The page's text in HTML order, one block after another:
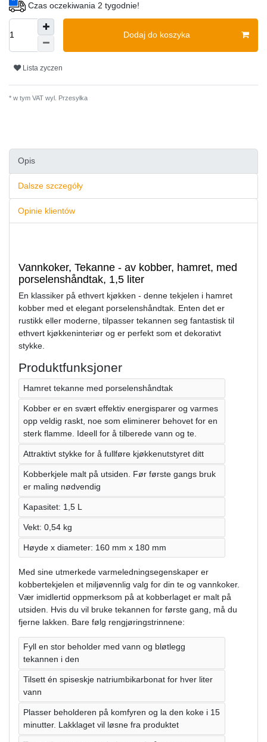
Czas oczekiwania 2 tygodnie!
Dodaj do koszyka
Lista zyczen
* w tym VAT wyl. Przesyłka
Opis
Dalsze szczegóły
Opinie klientów
Vannkoker, Tekanne - av kobber, hamret, med
porselenshåndtak, 1,5 liter
En klassiker på ethvert kjøkken - denne tekjelen i hamret
kobber med et elegant porselenshåndtak. Enten det er
rustikk eller moderne, tilpasser tekannen seg fantastisk til
ethvert kjøkkeninteriør og er perfekt som et dekorativt
stykke.
Produktfunksjoner
Hamret tekanne med porselenshåndtak
Kobber er en svært effektiv energisparer og varmes
opp veldig raskt, noe som eliminerer behovet for en
sterk flamme. Ideell for å tilberede vann og te.
Attraktivt stykke for å fullføre kjøkkenutstyret ditt
Kobberkjele malt på utsiden. Før første gangs bruk
er maling nødvendig
Kapasitet: 1,5 L
Vekt: 0,54 kg
Høyde x diameter: 160 mm x 180 mm
Med sine utmerkede varmeledningsegenskaper er
kobbertekjelen et miljøvennlig valg for din te og vannkoker.
Vær imidlertid oppmerksom på at kobberlaget er malt på
utsiden. Hvis du vil bruke tekannen for første gang, må du
fjerne lakken. Bare følg rengjøringstrinnene:
Fyll en stor beholder med vann og bløtlegg
tekannen i den
Tilsett én spiseskje natriumbikarbonat for hver liter
vann
Plasser beholderen på komfyren og la den koke i 15
minutter. Lakklaget vil løsne fra produktet